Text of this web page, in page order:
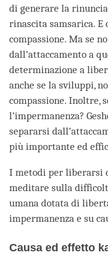
di generare la
rinascita samsarica.
compassione. Ma se
dall’attaccamento a
determinazione a
anche se la sviluppi,
compassione. Inoltre,
l’impermanenza?
separarsi
più importante ed
I metodi per liberarsi
meditare sulla
umana dotata di
impermanenza e su
Causa ed effetto